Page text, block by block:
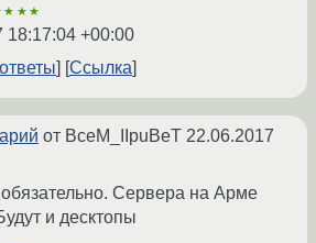
18:17:04 +00:00
Ссылка
от BceM_IIpuBeT 22.06.2017
обязательно. Сервера на Арме
и десктопы